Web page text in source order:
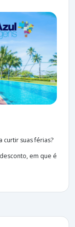
curtir suas férias?
em que é